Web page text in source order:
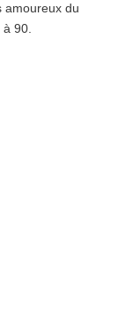
amoureux du
à 90.